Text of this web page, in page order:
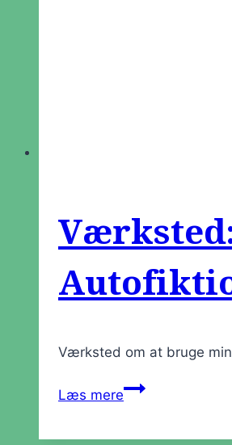
Værksted om at bruge
Læs mereVærksted: